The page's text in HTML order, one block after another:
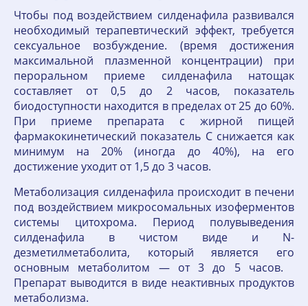
Чтобы под воздействием силденафила развивался
необходимый терапевтический эффект, требуется
сексуальное возбуждение. (время достижения
максимальной плазменной концентрации) при
пероральном приеме силденафила натощак
составляет от 0,5 до 2 часов, показатель
биодоступности находится в пределах от 25 до 60%.
При приеме препарата с жирной пищей
фармакокинетический показатель C снижается как
минимум на 20% (иногда до 40%), на его
достижение уходит от 1,5 до 3 часов.
Метаболизация силденафила происходит в печени
под воздействием микросомальных изоферментов
системы цитохрома. Период полувыведения
силденафила в чистом виде и N-
дезметилметаболита, который является его
основным метаболитом — от 3 до 5 часов.
Препарат выводится в виде неактивных продуктов
метаболизма.